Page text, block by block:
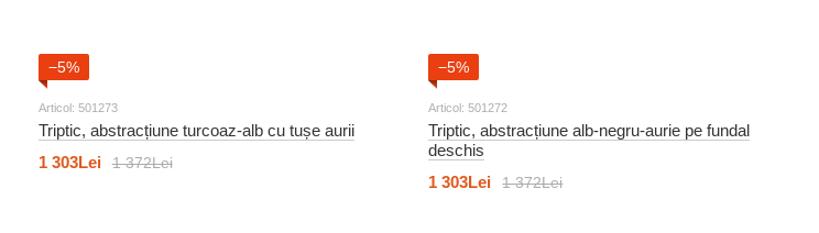
−5%
Articol: 501273
Triptic, abstracțiune turcoaz-alb cu tușe aurii
1 372Lei
1 303Lei
−5%
Articol: 501272
Triptic, abstracțiune alb-negru-aurie pe fundal
deschis
1 372Lei
1 303Lei